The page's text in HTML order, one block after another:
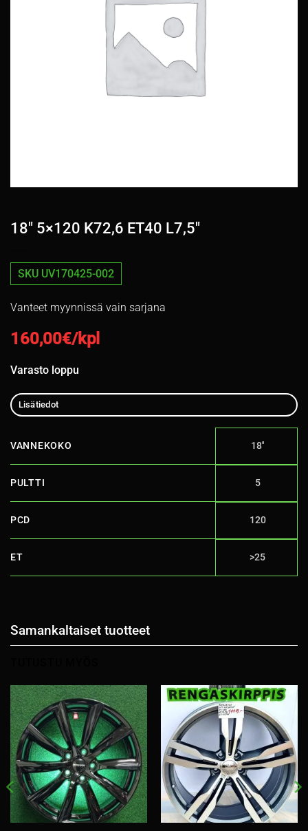
18″ 5×120 K72,6 ET40 L7,5″
SKU UV170425-002
Vanteet myynnissä vain sarjana
160,00€/kpl
Varasto loppu
Lisätiedot
VANNEKOKO 18''
PULTTI 5
PCD 120
ET >25
Samankaltaiset tuotteet